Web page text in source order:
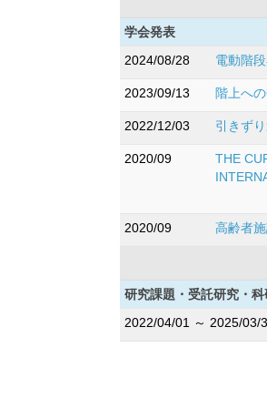
学会発表
2024/08/28
電動階
2023/09/13 階上へ
2022/12/03 引きず
2020/09
THE
2020/09 高齢者
研究課題・受託研究・科
2022/04/01 ～ 2025/03/